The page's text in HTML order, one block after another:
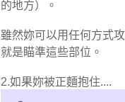
的地方）。
雖然妳可以用任何方式
就是瞄準這些部位。
2.如果妳被正麵抱住....